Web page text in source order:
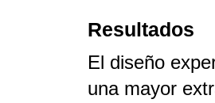
Resultados
El diseño
una mayor